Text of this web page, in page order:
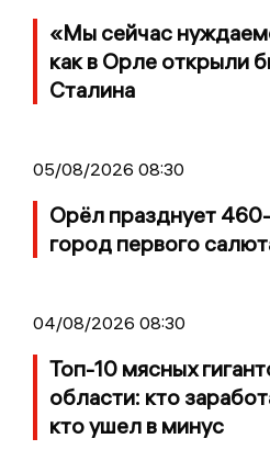
«Мы сейчас
как в Орле открыли
Сталина
05/08/2026 08:30
Орёл празднует
город первого
04/08/2026 08:30
Топ-10 мясных
области: кто
кто ушел в минус